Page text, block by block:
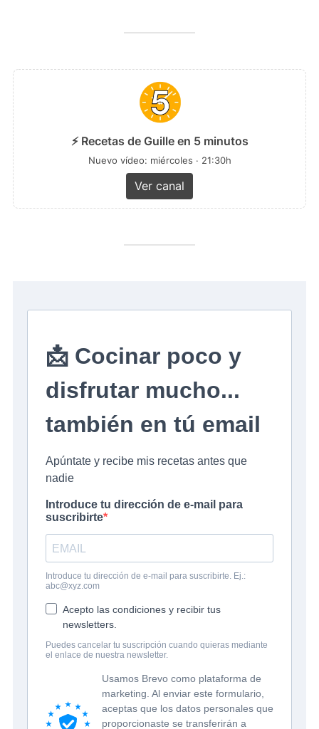
⚡ Recetas de Guille en 5 minutos
Nuevo vídeo: miércoles · 21:30h
Ver canal